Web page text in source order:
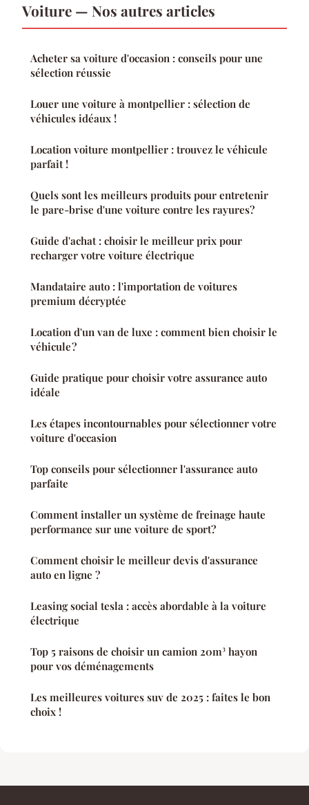
Voiture — Nos autres articles
Acheter sa voiture d'occasion : conseils pour une
sélection réussie
Louer une voiture à montpellier : sélection de
véhicules idéaux !
Location voiture montpellier : trouvez le véhicule
parfait !
Quels sont les meilleurs produits pour entretenir
le pare-brise d'une voiture contre les rayures?
Guide d'achat : choisir le meilleur prix pour
recharger votre voiture électrique
Mandataire auto : l'importation de voitures
premium décryptée
Location d'un van de luxe : comment bien choisir le
véhicule ?
Guide pratique pour choisir votre assurance auto
idéale
Les étapes incontournables pour sélectionner votre
voiture d'occasion
Top conseils pour sélectionner l'assurance auto
parfaite
Comment installer un système de freinage haute
performance sur une voiture de sport?
Comment choisir le meilleur devis d'assurance
auto en ligne ?
Leasing social tesla : accès abordable à la voiture
électrique
Top 5 raisons de choisir un camion 20m³ hayon
pour vos déménagements
Les meilleures voitures suv de 2025 : faites le bon
choix !